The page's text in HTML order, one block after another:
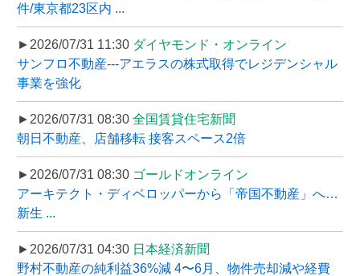
件/東京都23区内 ...
►2026/07/31 11:30 ダイヤモンド・オンライン
サンフロ不動産---アエラスの株式取得でレジデンシャル
事業を強化
►2026/07/31 08:30 全国賃貸住宅新聞
朝日不動産、店舗移転 接客スペース2倍
►2026/07/31 08:30 ゴールドオンライン
アーキテクト・ディベロッパーから「帝国不動産」へ…
新生 ...
►2026/07/31 04:30 日本経済新聞
野村不動産の純利益36%減 4〜6月、物件売却減や経費